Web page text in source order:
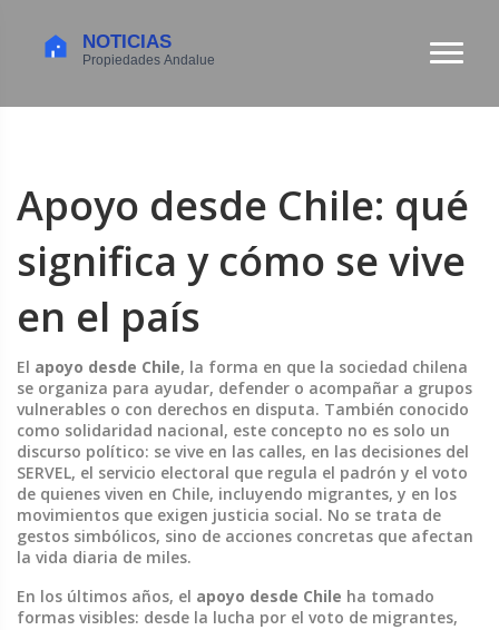
Apoyo desde Chile: qué
significa y cómo se vive
en el país
El apoyo desde Chile, la forma en que la sociedad chilena
se organiza para ayudar, defender o acompañar a grupos
vulnerables o con derechos en disputa. También conocido
como solidaridad nacional, este concepto no es solo un
discurso político: se vive en las calles, en las decisiones del
SERVEL, el servicio electoral que regula el padrón y el voto
de quienes viven en Chile, incluyendo migrantes, y en los
movimientos que exigen justicia social. No se trata de
gestos simbólicos, sino de acciones concretas que afectan
la vida diaria de miles.
En los últimos años, el apoyo desde Chile ha tomado
formas visibles: desde la lucha por el voto de migrantes,